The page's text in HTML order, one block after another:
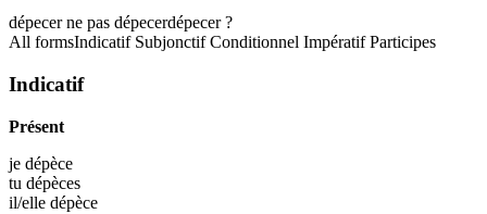
dépecerne pas dépecerdépecer ?
All formsIndicatif Subjonctif Conditionnel Impératif Participes
Indicatif
Présent
je dépèce
tu dépèces
il/elle dépèce